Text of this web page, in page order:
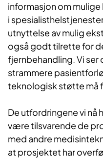
informasjon om
i
utnyttelse av mulig
også godt tilrette for
fjernbehandling. Vi ser
strammere
teknologisk støtte må
De utfordringene vi nå
være tilsvarende de
med andre
at prosjektet har